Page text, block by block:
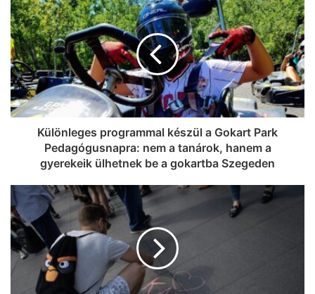
Na, ez mennyire király már: 60 SZIN-
jegyet VIP-re húz fel a Coca-Cola
Szegeden!
Különleges programmal készül a Gokart Park
Pedagógusnapra: nem a tanárok, hanem a
gyerekeik ülhetnek be a gokartba Szegeden